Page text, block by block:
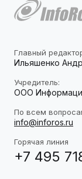
Главный
Ильяшенко
Учредитель:
ООО
По всем
info@inforos.ru
Горячая линия
+7 495